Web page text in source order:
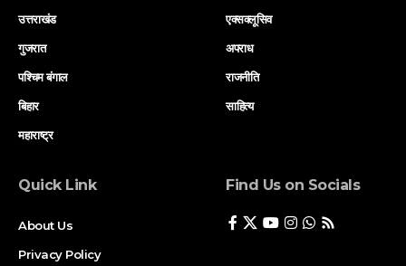
उत्तराखंड
गुजरात
पश्चिम बंगाल
बिहार
महाराष्ट्र
एक्सक्लूसिव
अपराध
राजनीति
साहित्य
Quick Link
About Us
Privacy Policy
Find Us on Socials